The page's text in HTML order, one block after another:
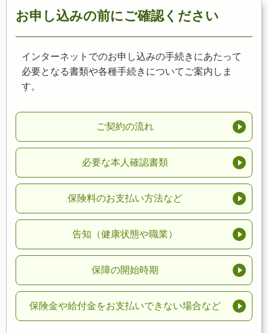
お申し込みの前にご確認ください
インターネットでのお申し込みの手続きにあたって
必要となる書類や各種手続きについてご案内しま
す。
ご契約の流れ
必要な本人確認書類
保険料のお支払い方法など
告知（健康状態や職業）
保障の開始時期
保険金や給付金をお支払いできない場合など